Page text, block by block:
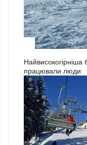
Найвисокогірніша
працювали люди